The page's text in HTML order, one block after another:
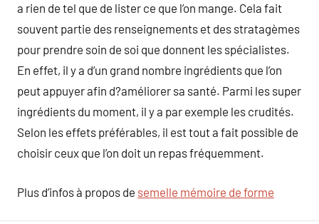
a rien de tel que de lister ce que l’on mange. Cela fait
souvent partie des renseignements et des stratagèmes
pour prendre soin de soi que donnent les spécialistes.
En effet, il y a d’un grand nombre ingrédients que l’on
peut appuyer afin d?améliorer sa santé. Parmi les super
ingrédients du moment, il y a par exemple les crudités.
Selon les effets préférables, il est tout a fait possible de
choisir ceux que l’on doit un repas fréquemment.
Plus d’infos à propos de semelle mémoire de forme